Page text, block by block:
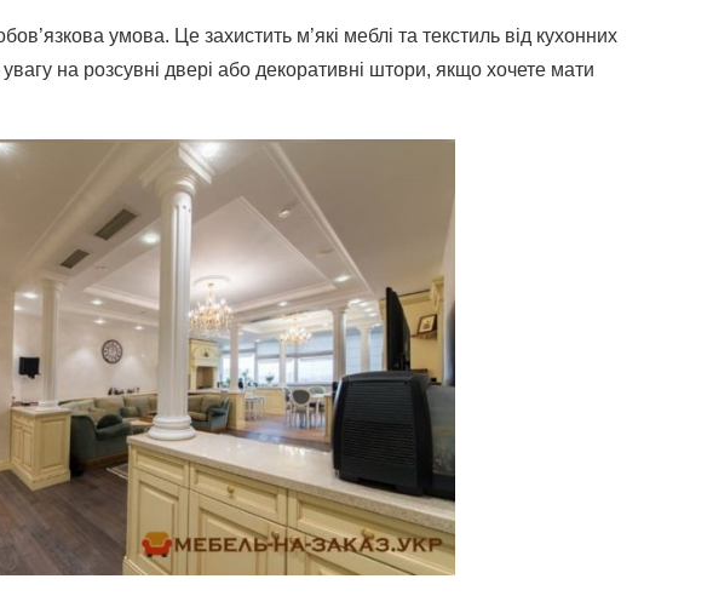
умова. Це захистить м’які меблі та текстиль від кухонних
на розсувні двері або декоративні штори, якщо хочете мати